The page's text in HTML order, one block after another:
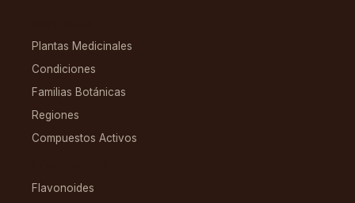
Plantas Medicinales
Condiciones
Familias Botánicas
Regiones
Compuestos Activos
Flavonoides